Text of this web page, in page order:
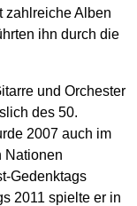
zahlreiche Alben
ihn durch die
und Orchester
des 50.
2007 auch im
Nationen
Gedenktags
2011 spielte er in